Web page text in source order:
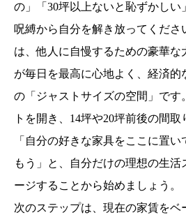
の」「30坪以上ないと恥ずかし
呪縛から自分を解き放ってくださ
は、他人に自慢するための豪華な
が毎日を最高に心地よく、経済的
の「ジャストサイズの空間」です
トを開き、14坪や20坪前後の間取
「自分の好きな家具をここに置
もう」と、自分だけの理想の生活
ージすることから始めましょう。
次のステップは、現在の家賃をベ